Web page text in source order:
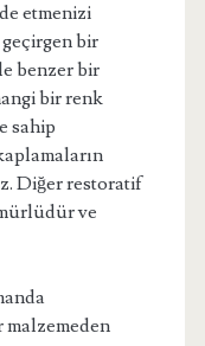
etmenizi
geçirgen bir
benzer bir
bir renk
sahip
Diğer restoratif
ve